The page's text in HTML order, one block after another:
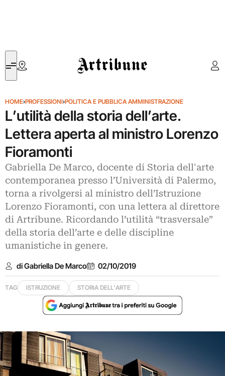
Artribune
HOME›PROFESSIONI›POLITICA E PUBBLICA AMMINISTRAZIONE
L’utilità della storia dell’arte.
Lettera aperta al ministro Lorenzo
Fioramonti
Gabriella De Marco, docente di Storia dell'arte
contemporanea presso l’Università di Palermo,
torna a rivolgersi al ministro dell’Istruzione
Lorenzo Fioramonti, con una lettera al direttore
di Artribune. Ricordando l’utilità “trasversale”
della storia dell’arte e delle discipline
umanistiche in genere.
di Gabriella De Marco 02/10/2019
TAG ISTRUZIONE STORIA DELL'ARTE